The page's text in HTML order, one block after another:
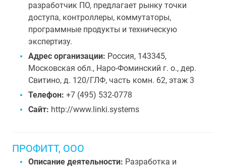
разработчик ПО, предлагает рынку точки
доступа, контроллеры, коммутаторы,
программные продукты и техническую
экспертизу.
Адрес организации: Россия, 143345,
Московская обл., Наро-Фоминский г. о., дер.
Свитино, д. 120/ГЛФ, часть комн. 62, этаж 3
Телефон: +7 (495) 532-0778
Сайт: http://www.linki.systems
ПРОФИТТ, ООО
Описание деятельности: Разработка и